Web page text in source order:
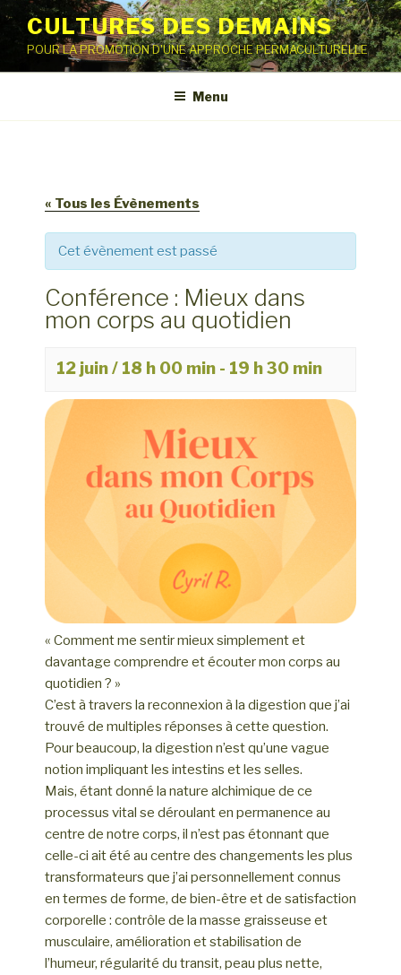
Aller
contenu
principal
CULTURES DES DEMAINS
POUR LA PROMOTION D'UNE APPROCHE PERMACULTURELLE
Menu
« Tous les Évènements
Cet évènement est passé
Conférence : Mieux dans
mon corps au quotidien
12 juin / 18 h 00 min - 19 h 30 min
« Comment me sentir mieux simplement et
davantage comprendre et écouter mon corps au
quotidien ? »
C’est à travers la reconnexion à la digestion que j’ai
trouvé de multiples réponses à cette question.
Pour beaucoup, la digestion n’est qu’une vague
notion impliquant les intestins et les selles.
Mais, étant donné la nature alchimique de ce
processus vital se déroulant en permanence au
centre de notre corps, il n’est pas étonnant que
celle-ci ait été au centre des changements les plus
transformateurs que j’ai personnellement connus
en termes de forme, de bien-être et de satisfaction
corporelle : contrôle de la masse graisseuse et
musculaire, amélioration et stabilisation de
l’humeur, régularité du transit, peau plus nette,